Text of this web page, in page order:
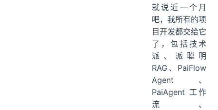
就说近一个月
吧，我所有的项
目开发都交给它
了，包括技术
派、派聪明
RAG、PaiFlow
Agent、
PaiAgent 工作
流、